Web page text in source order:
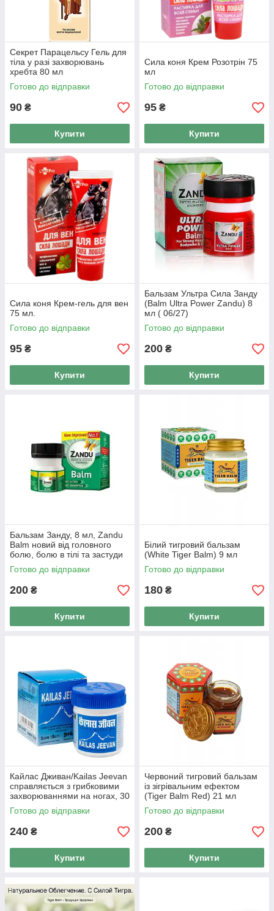
Секрет Парацельсу Гель для
тіла у разі захворювань
хребта 80 мл
Готово до відправки
90 ₴
Купити
Сила коня Крем Розотрін 75
мл
Готово до відправки
95 ₴
Купити
Сила коня Крем-гель для вен
75 мл.
Готово до відправки
95 ₴
Купити
Бальзам Ультра Сила Занду
(Balm Ultra Power Zandu) 8
мл ( 06/27)
Готово до відправки
200 ₴
Купити
Бальзам Занду, 8 мл, Zandu
Balm новий від головного
болю, болю в тілі та застуди
Готово до відправки
200 ₴
Купити
Білий тигровий бальзам
(White Tiger Balm) 9 мл
Готово до відправки
180 ₴
Купити
Кайлас Дживан/Kailas Jeevan
справляється з грибковими
захворюваннями на ногах, 30
гГотово до відправки
240 ₴
Купити
Червоний тигровий бальзам
із зігрівальним ефектом
(Tiger Balm Red) 21 мл
Готово до відправки
200 ₴
Купити